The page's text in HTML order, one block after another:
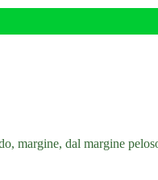
margine, dal margine